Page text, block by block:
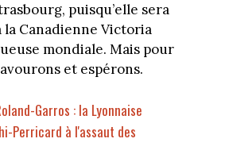
puisqu’elle sera
Canadienne Victoria
mondiale. Mais pour
et espérons.
Garros : la Lyonnaise
Perricard à l'assaut des